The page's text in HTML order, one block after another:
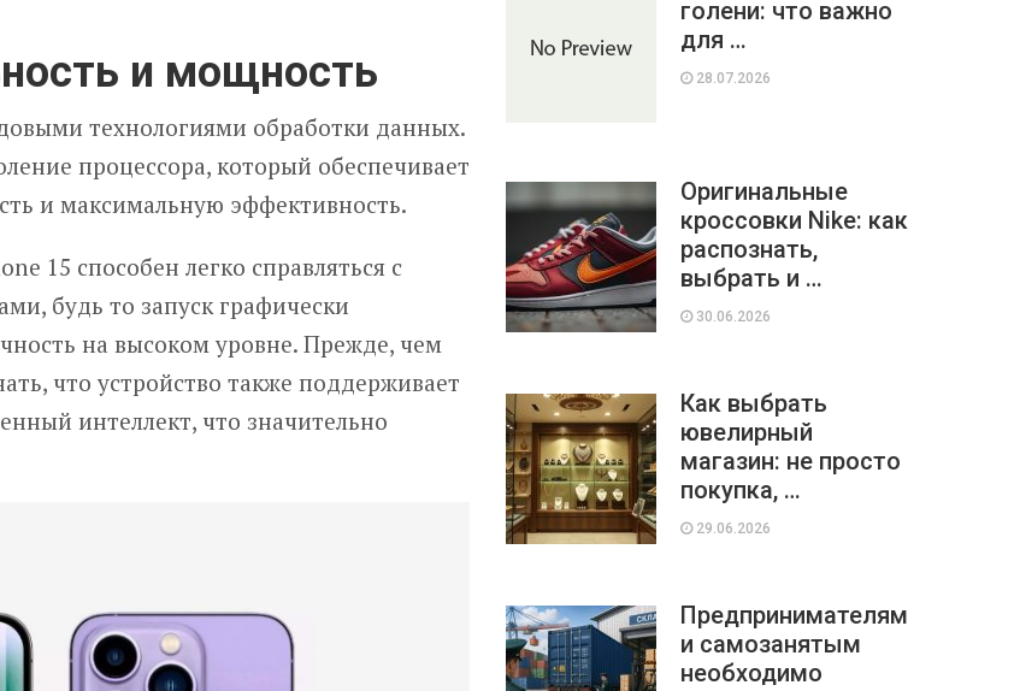
и мощность
технологиями обработки данных.
процессора, который обеспечивает
и максимальную эффективность.
15 способен легко справляться с
будь то запуск графически
на высоком уровне. Прежде, чем
что устройство также поддерживает
интеллект, что значительно
голени: что важно
для …
28.07.2026
Оригинальные
кроссовки Nike: как
распознать,
выбрать и …
30.06.2026
Как выбрать
ювелирный
магазин: не просто
покупка, …
29.06.2026
Предпринимателям
и самозанятым
необходимо